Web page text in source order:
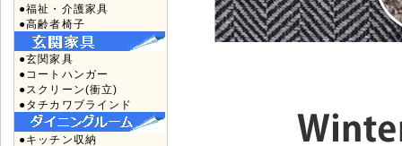
●福祉・介護家具
●高齢者椅子
●玄関家具
●コートハンガー
●スクリーン(衝立)
●タチカワブラインド
●キッチン収納